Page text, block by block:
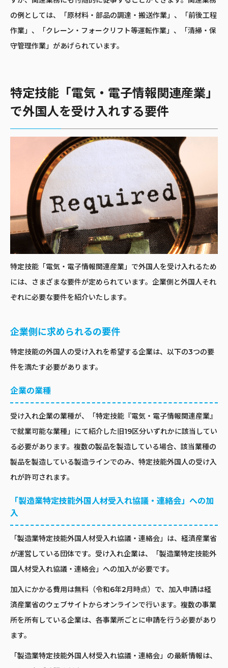
の例としては、「原材料・部品の調達・搬送作業」、「前後工程
作業」、「クレーン・フォークリフト等運転作業」、「清掃・保
守管理作業」があげられています。
特定技能「電気・電子情報関連産業」
で外国人を受け入れする要件
特定技能「電気・電子情報関連産業」で外国人を受け入れるため
には、さまざまな要件が定められています。企業側と外国人それ
ぞれに必要な要件を紹介いたします。
企業側に求められるの要件
特定技能の外国人の受け入れを希望する企業は、以下の3つの要
件を満たす必要があります。
企業の業種
受け入れ企業の業種が、「特定技能『電気・電子情報関連産業』
で就業可能な業種」にて紹介した旧19区分いずれかに該当してい
る必要があります。複数の製品を製造している場合、該当業種の
製品を製造している製造ラインでのみ、特定技能外国人の受け入
れが許可されます。
「製造業特定技能外国人材受入れ協議・連絡会」への加
入
「製造業特定技能外国人材受入れ協議・連絡会」は、経済産業省
が運営している団体です。受け入れ企業は、「製造業特定技能外
国人材受入れ協議・連絡会」への加入が必要です。
加入にかかる費用は無料（令和6年2月時点）で、加入申請は経
済産業省のウェブサイトからオンラインで行います。複数の事業
所を所有している企業は、各事業所ごとに申請を行う必要があり
ます。
「製造業特定技能外国人材受入れ協議・連絡会」の最新情報は、